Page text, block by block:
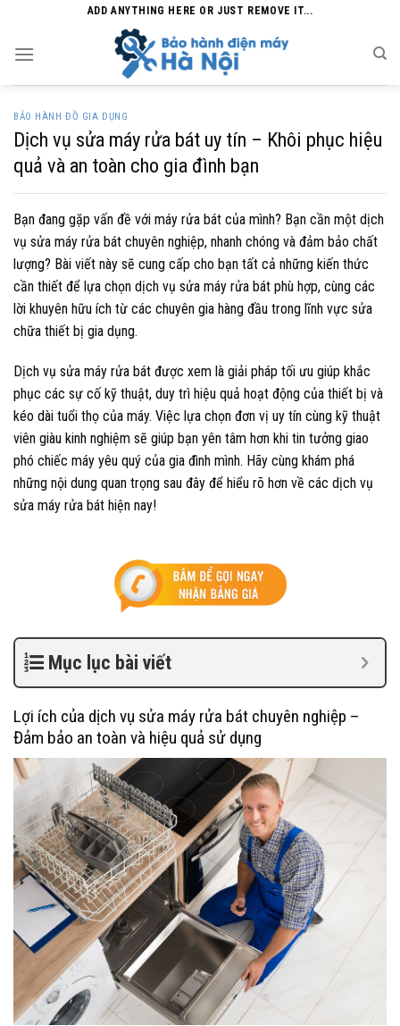
content
ADD ANYTHING HERE OR JUST REMOVE IT...
BẢO HÀNH ĐỒ GIA DỤNG
Dịch vụ sửa máy rửa bát uy tín – Khôi phục hiệu
quả và an toàn cho gia đình bạn
Bạn đang gặp vấn đề với máy rửa bát của mình? Bạn cần một dịch
vụ sửa máy rửa bát chuyên nghiệp, nhanh chóng và đảm bảo chất
lượng? Bài viết này sẽ cung cấp cho bạn tất cả những kiến thức
cần thiết để lựa chọn dịch vụ sửa máy rửa bát phù hợp, cùng các
lời khuyên hữu ích từ các chuyên gia hàng đầu trong lĩnh vực sửa
chữa thiết bị gia dụng.
Dịch vụ sửa máy rửa bát được xem là giải pháp tối ưu giúp khắc
phục các sự cố kỹ thuật, duy trì hiệu quả hoạt động của thiết bị và
kéo dài tuổi thọ của máy. Việc lựa chọn đơn vị uy tín cùng kỹ thuật
viên giàu kinh nghiệm sẽ giúp bạn yên tâm hơn khi tin tưởng giao
phó chiếc máy yêu quý của gia đình mình. Hãy cùng khám phá
những nội dung quan trọng sau đây để hiểu rõ hơn về các dịch vụ
sửa máy rửa bát hiện nay!
Mục lục bài viết
Lợi ích của dịch vụ sửa máy rửa bát chuyên nghiệp –
Đảm bảo an toàn và hiệu quả sử dụng